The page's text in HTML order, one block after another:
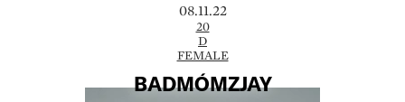
08.11.22
20
D
FEMALE
BADMÓMZJAY